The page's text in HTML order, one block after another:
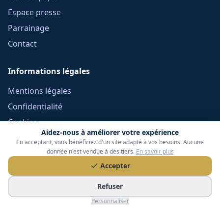
Aidez-nous à améliorer votre expérience
En acceptant, vous bénéficiez d'un site adapté à vos besoins. Aucune
donnée n'est vendue à des tiers. En savoir plus
Accepter
Refuser
Personnaliser
Espace presse
Parrainage
Contact
Informations légales
Mentions légales
Confidentialité
Cookies
CGU
Réclamations
CGV Frais Courtage
Devoir de conseil